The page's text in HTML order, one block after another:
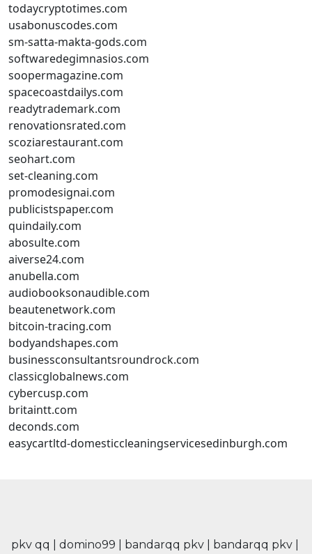
todaycryptotimes.com
usabonuscodes.com
sm-satta-makta-gods.com
softwaredegimnasios.com
soopermagazine.com
spacecoastdailys.com
readytrademark.com
renovationsrated.com
scoziarestaurant.com
seohart.com
set-cleaning.com
promodesignai.com
publicistspaper.com
quindaily.com
abosulte.com
aiverse24.com
anubella.com
audiobooksonaudible.com
beautenetwork.com
bitcoin-tracing.com
bodyandshapes.com
businessconsultantsroundrock.com
classicglobalnews.com
cybercusp.com
britaintt.com
deconds.com
easycartltd-domesticcleaningservicesedinburgh.com
pkv qq domino99 bandarqq pkv bandarqq pkv